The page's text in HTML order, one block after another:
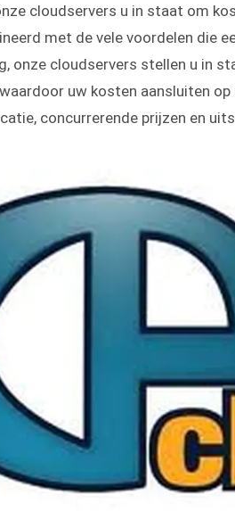
cloudservers u in staat om
met de vele voordelen die
onze cloudservers stellen u in
uw kosten aansluiten
concurrerende prijzen en